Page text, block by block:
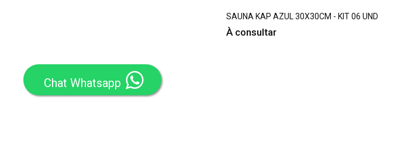
Chat Whatsapp
SAUNA KAP AZUL 30X30CM - KIT 06 UND
À consultar